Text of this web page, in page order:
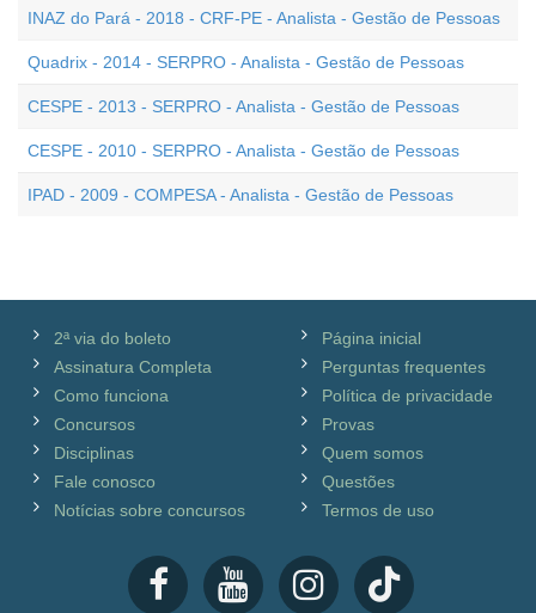
INAZ do Pará - 2018 - CRF-PE - Analista - Gestão de Pessoas
Quadrix - 2014 - SERPRO - Analista - Gestão de Pessoas
CESPE - 2013 - SERPRO - Analista - Gestão de Pessoas
CESPE - 2010 - SERPRO - Analista - Gestão de Pessoas
IPAD - 2009 - COMPESA - Analista - Gestão de Pessoas
2ª via do boleto
Assinatura Completa
Como funciona
Concursos
Disciplinas
Fale conosco
Notícias sobre concursos
Página inicial
Perguntas frequentes
Política de privacidade
Provas
Quem somos
Questões
Termos de uso